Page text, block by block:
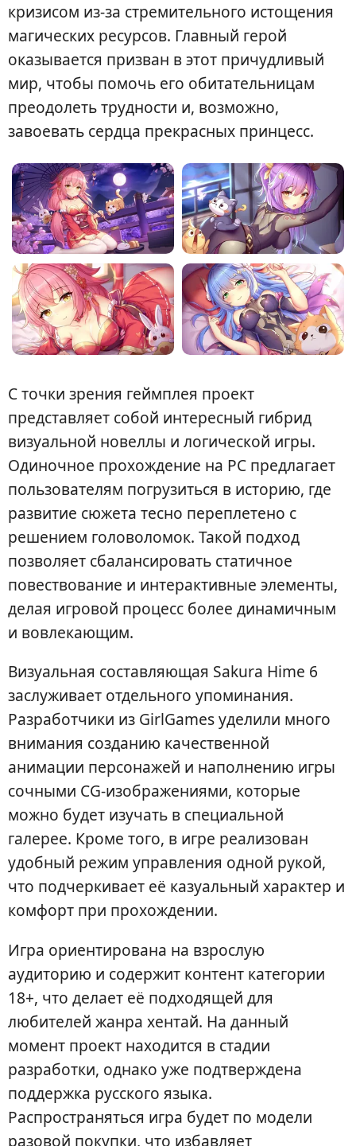
кризисом из-за стремительного истощения
магических ресурсов. Главный герой
оказывается призван в этот причудливый
мир, чтобы помочь его обитательницам
преодолеть трудности и, возможно,
завоевать сердца прекрасных принцесс.
С точки зрения геймплея проект
представляет собой интересный гибрид
визуальной новеллы и логической игры.
Одиночное прохождение на PC предлагает
пользователям погрузиться в историю, где
развитие сюжета тесно переплетено с
решением головоломок. Такой подход
позволяет сбалансировать статичное
повествование и интерактивные элементы,
делая игровой процесс более динамичным
и вовлекающим.
Визуальная составляющая Sakura Hime 6
заслуживает отдельного упоминания.
Разработчики из GirlGames уделили много
внимания созданию качественной
анимации персонажей и наполнению игры
сочными CG-изображениями, которые
можно будет изучать в специальной
галерее. Кроме того, в игре реализован
удобный режим управления одной рукой,
что подчеркивает её казуальный характер и
комфорт при прохождении.
Игра ориентирована на взрослую
аудиторию и содержит контент категории
18+, что делает её подходящей для
любителей жанра хентай. На данный
момент проект находится в стадии
разработки, однако уже подтверждена
поддержка русского языка.
Распространяться игра будет по модели
разовой покупки, что избавляет